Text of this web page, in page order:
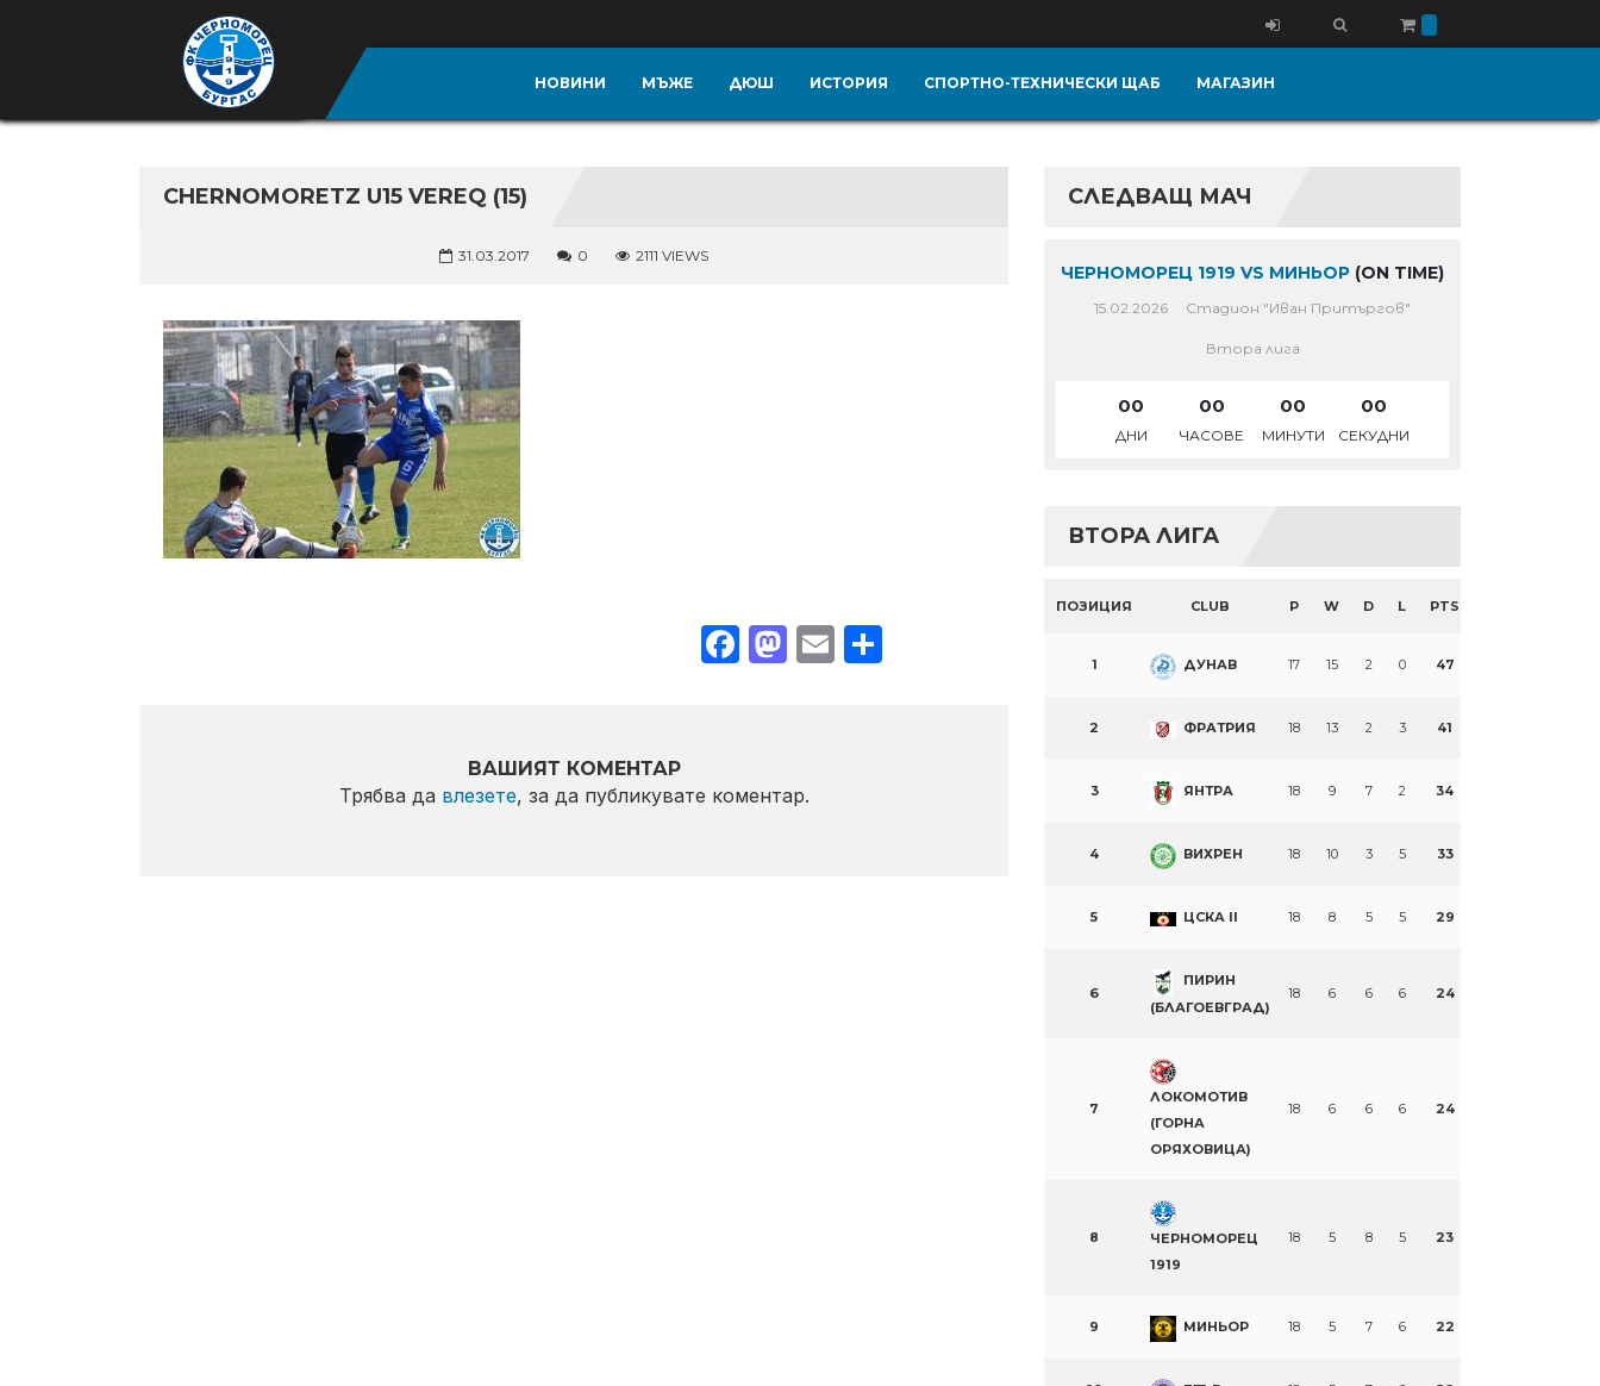
НОВИНИ МЪЖЕ ДЮШ ИСТОРИЯ СПОРТНО-ТЕХНИЧЕСКИ ЩАБ МАГАЗИН
CHERNOMORETZ U15 VEREQ (15)
31.03.2017 0 2111 VIEWS
Facebook
Mastodon
EmailShare
ВАШИЯТ КОМЕНТАР
Трябва да влезете, за да публикувате коментар.
СЛЕДВАЩ МАЧ
ЧЕРНОМОРЕЦ 1919 VS МИНЬОР (ON TIME)
15.02.2026 Стадион "Иван Притъргов"
Втора лига
00
ДНИ
00
ЧАСОВЕ
00
МИНУТИ
00
СЕКУДНИ
ВТОРА ЛИГА
ПОЗИЦИЯ CLUB P W D L PTS
1 ДУНАВ 17 15 2 0 47
2 ФРАТРИЯ 18 13 2 3 41
3 ЯНТРА 18 9 7 2 34
4 ВИХРЕН 18 10 3 5 33
5 ЦСКА II 18 8 5 5 29
6
ПИРИН
(БЛАГОЕВГРАД)
18 6 6 6 24
7
ЛОКОМОТИВ
(ГОРНА
ОРЯХОВИЦА)
18 6 6 6 24
8
ЧЕРНОМОРЕЦ
1919
18 5 8 5 23
9 МИНЬОР 18 5 7 6 22